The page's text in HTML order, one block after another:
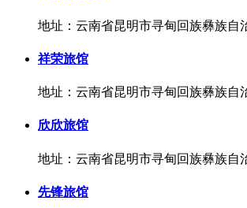
地址：云南省昆明市寻甸回族彝族自
祥荣旅馆
地址：云南省昆明市寻甸回族彝族自
欣欣旅馆
地址：云南省昆明市寻甸回族彝族自
先锋旅馆